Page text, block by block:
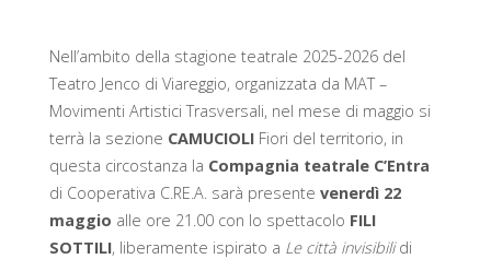
S O
CIA
LE
VIA
Nell’ambito della stagione teatrale 2025-2026 del
Teatro Jenco di Viareggio, organizzata da MAT –
Movimenti Artistici Trasversali, nel mese di maggio si
terrà la sezione CAMUCIOLIFiori del territorio, in
questa circostanza la Compagnia teatrale C’Entra
di Cooperativa C.RE.A. sarà presente venerdì 22
maggio alle ore 21.00 con lo spettacolo FILI
SOTTILI, liberamente ispirato a Le città invisibilidi